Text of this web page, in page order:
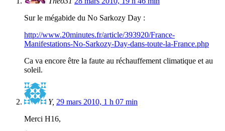
Sur le mégabide du No Sarkozy Day :
http://www.20minutes.fr/article/393920/France-
Manifestations-No-Sarkozy-Day-dans-toute-la-France.php
Ca va encore être la faute au réchauffement climatique et au
soleil.
Y, 29 mars 2010, 1 h 07 min
Merci H16,